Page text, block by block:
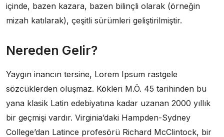
içinde, bazen kazara, bazen bilinçli olarak (örneğin
mizah katılarak), çeşitli sürümleri geliştirilmiştir.
Nereden Gelir?
Yaygın inancın tersine, Lorem Ipsum rastgele
sözcüklerden oluşmaz. Kökleri M.Ö. 45 tarihinden bu
yana klasik Latin edebiyatına kadar uzanan 2000 yıllık
bir geçmişi vardır. Virginia’daki Hampden-Sydney
College’dan Latince profesörü Richard McClintock, bir